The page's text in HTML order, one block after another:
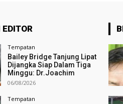
Tempatan
Bailey Bridge Tanjung Lipat
Dijangka Siap Dalam Tiga
Minggu: Dr.Joachim
06/08/2026
Tempatan